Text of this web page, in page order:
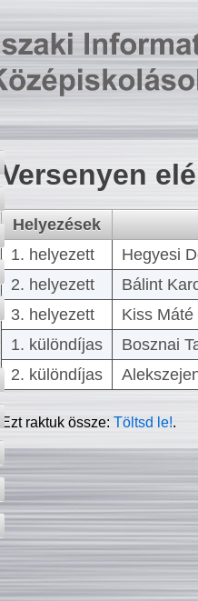
Versenyen
Helyezések
1. helyezett
Hegyesi
2. helyezett
Bálint
3. helyezett
Kiss
1. különdíjas
Bosznai
2. különdíjas
Ezt raktuk össze:Töltsd le!.